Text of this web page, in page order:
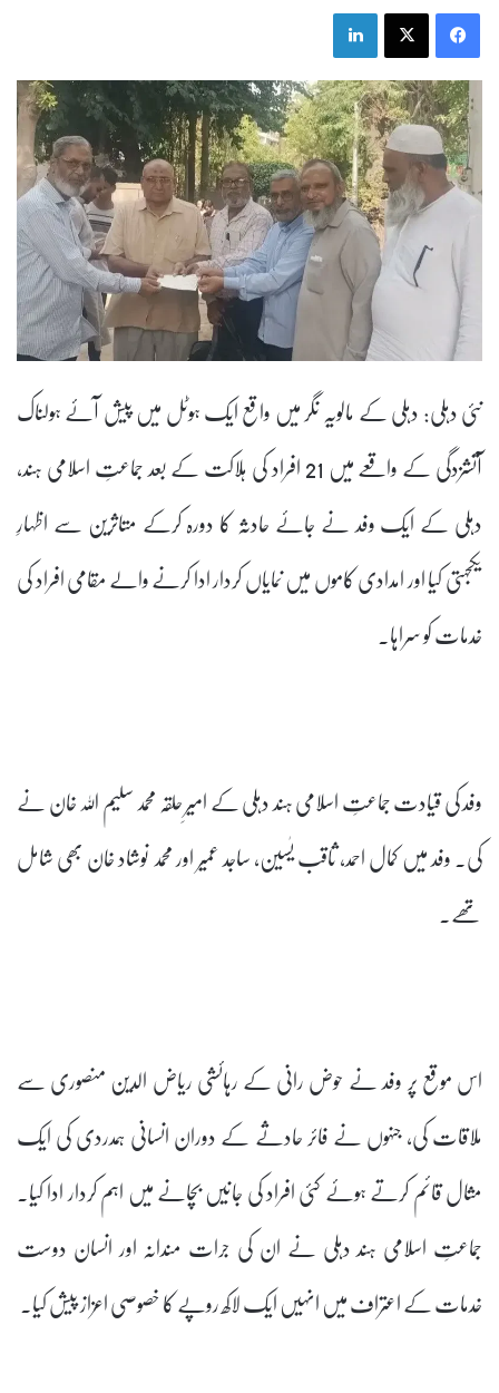
Facebook
X
نئی دہلی: دہلی کے مالویہ نگر میں واقع ایک ہوٹل میں پیش آئے ہولناک
آتشزدگی کے واقعے میں 21 افراد کی ہلاکت کے بعد جماعتِ اسلامی ہند،
دہلی کے ایک وفد نے جائے حادثہ کا دورہ کرکے متاثرین سے اظہارِ
یکجہتی کیا اور امدادی کاموں میں نمایاں کردار ادا کرنے والے مقامی افراد کی
خدمات کو سراہا۔
وفد کی قیادت جماعتِ اسلامی ہند دہلی کے امیرِ حلقہ محمد سلیم اللہ خان نے
کی۔ وفد میں کمال احمد، ثاقب یٰسین، ساجد عمیر اور محمد نوشاد خان بھی شامل
تھے۔
اس موقع پر وفد نے حوض رانی کے رہائشی ریاض الدین منصوری سے
ملاقات کی، جنہوں نے فائر حادثے کے دوران انسانی ہمدردی کی ایک
مثال قائم کرتے ہوئے کئی افراد کی جانیں بچانے میں اہم کردار ادا کیا۔
جماعتِ اسلامی ہند دہلی نے ان کی جرات مندانہ اور انسان دوست
خدمات کے اعتراف میں انہیں ایک لاکھ روپے کا خصوصی اعزاز پیش کیا۔